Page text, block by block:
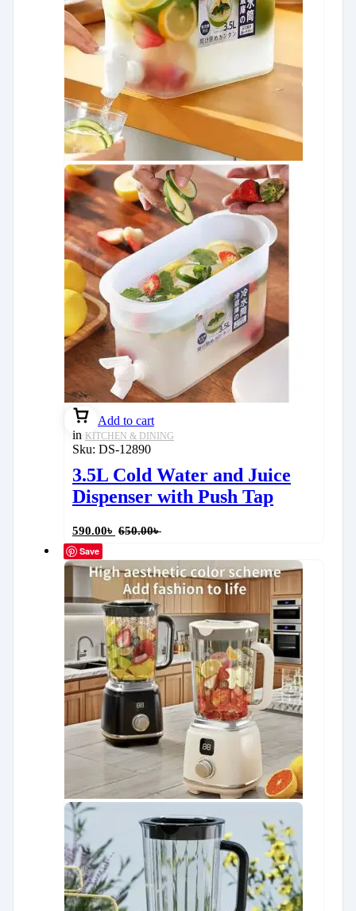
Add to cart
in KITCHEN & DINING
Sku: DS-12890
3.5L Cold Water and Juice
Dispenser with Push Tap
590.00৳ 650.00৳
Save